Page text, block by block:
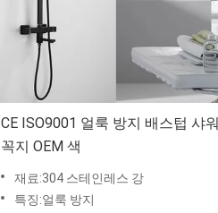
CE ISO9001 얼룩 방지 배스텁 샤워
꼭지 OEM 색
재료:304 스테인레스 강
특징:얼룩 방지